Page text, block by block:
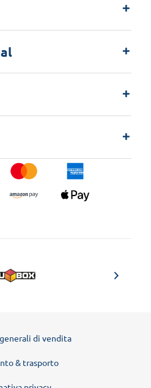
di vendita
& trasporto